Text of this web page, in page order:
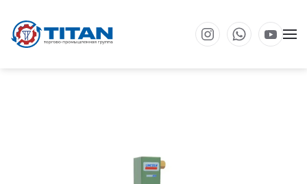
Перейти к основному содержанию